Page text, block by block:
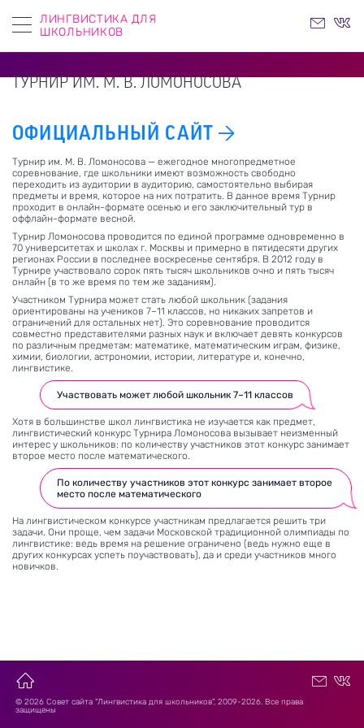
ЛИНГВИСТИКА ДЛЯ
ШКОЛЬНИКОВ
ТУРНИР ИМ. М. В. ЛОМOНОСОВА
ОФИЦИАЛЬНЫЙ САЙТ
Турнир им. М. В. Ломоносова — ежегодное многопредметное
соревнование, где школьники имеют возможность свободно
переходить из аудитории в аудиторию, самостоятельно выбирая
предметы и время, которое на них потратить. В данное время Турнир
проходит в онлайн-формате осенью и его заключительный тур в
оффлайн-формате весной.
Турнир Ломоносова проводится по единой программе одновременно в
70 университетах и школах г. Москвы и примерно в пятидесяти других
регионах России в последнее воскресенье сентября. В 2012 году в
Турнире участвовало сорок пять тысяч школьников очно и пять тысяч
онлайн (в то же время по тем же заданиям).
Участником Турнира может стать любой школьник (задания
ориентированы на учеников 7–11 классов, но никаких запретов и
ограничений для остальных нет). Это соревнование проводится
совместно представителями разных наук и включает девять конкурсов
по различным предметам: математике, математическим играм, физике,
химии, биологии, астрономии, истории, литературе и, конечно,
лингвистике.
Участвовать может любой школьник 7–11 классов
Хотя в большинстве школ лингвистика не изучается как предмет,
лингвистический конкурс Турнира Ломоносова вызывает неизменный
интерес у школьников: по количеству участников этот конкурс занимает
второе место после математического.
По количеству участников этот конкурс занимает второе
место после математического
На лингвистическом конкурсе участникам предлагается решить три
задачи. Они проще, чем задачи Московской традиционной олимпиады по
лингвистике: ведь время на решение ограничено (ведь нужно еще в
других конкурсах успеть поучаствовать), да и среди участников много
новичков.
© 2026 Совет сайта "Лингвистика для школьников", 2009-2026. Все права
защищены